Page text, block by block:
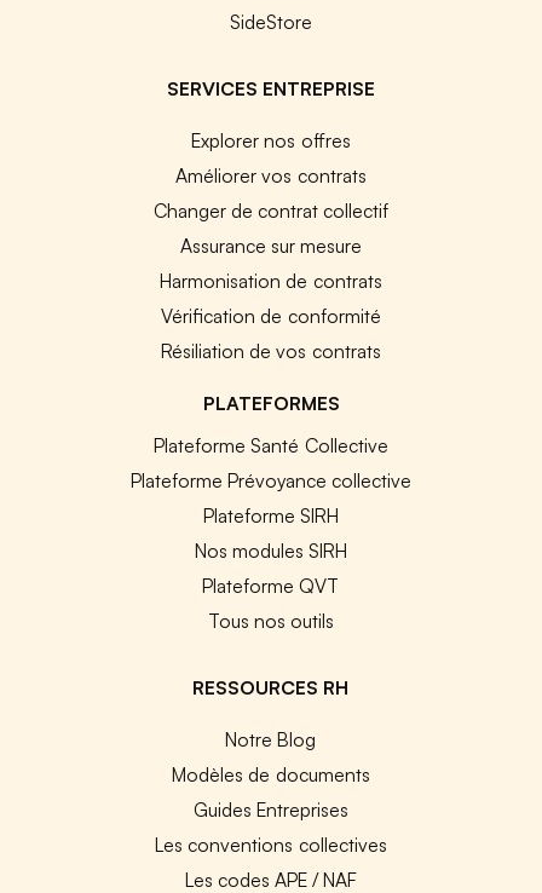
SideStore
SERVICES ENTREPRISE
Explorer nos offres
Améliorer vos contrats
Changer de contrat collectif
Assurance sur mesure
Harmonisation de contrats
Vérification de conformité
Résiliation de vos contrats
PLATEFORMES
Plateforme Santé Collective
Plateforme Prévoyance collective
Plateforme SIRH
Nos modules SIRH
Plateforme QVT
Tous nos outils
RESSOURCES RH
Notre Blog
Modèles de documents
Guides Entreprises
Les conventions collectives
Les codes APE / NAF